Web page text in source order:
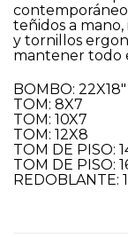
teñidos a mano,
y tornillos
mantener todo
BOMBO: 22X18″
TOM: 8X7
TOM: 10X7
TOM: 12X8
TOM DE PISO:
TOM DE PISO:
REDOBLANTE: